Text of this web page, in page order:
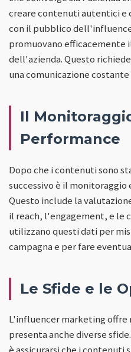
creare contenuti autentici e
con il pubblico
promuovano efficacemente
dell'azienda. Questo
una comunicazione
Il
Performance
Dopo che i contenuti sono
successivo è il
Questo include la
il reach, l'engagement, e le
utilizzano questi dati per
campagna e per fare
Le Sfide e le
L'influencer marketing
presenta anche diverse